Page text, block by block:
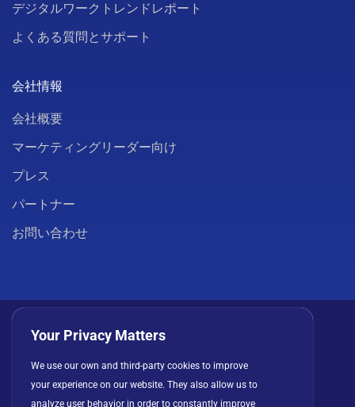
デジタルワークトレンドレポート
よくある質問とサポート
会社情報
会社概要
マーケティングリーダー向け
プレス
パートナー
お問い合わせ
ライセンス契約
Your Privacy Matters
We use our own and third-party cookies to improve
your experience on our website. They also allow us to
analyze user behavior in order to constantly improve